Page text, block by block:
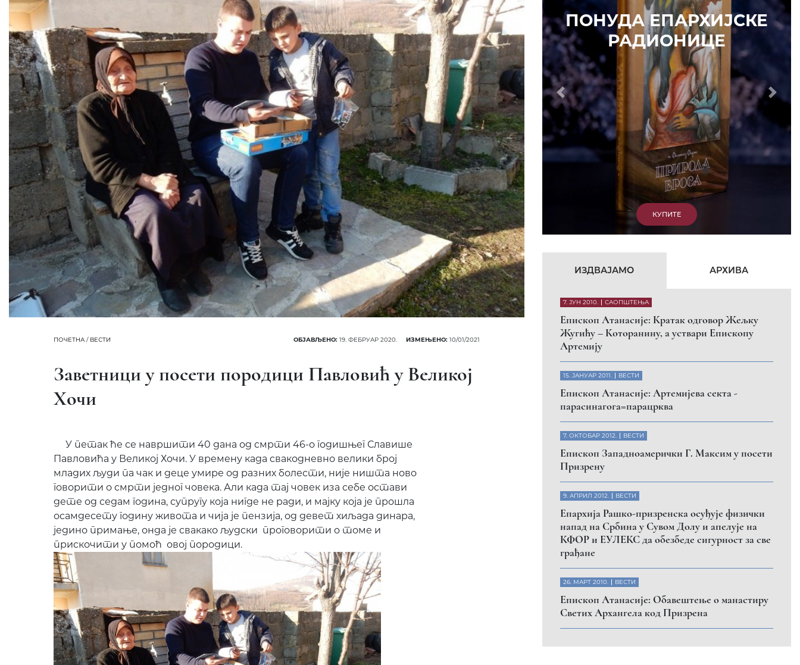
ПОЧЕТНА/ ВЕСТИ ОБЈАВЉЕНО: 19. ФЕБРУАР 2020. ИЗМЕЊЕНО: 10/01/2021
Заветници у посети породици Павловић у Великој
Хочи
У петак ће се навршити 40 дана од смрти 46-о годишњег Славише
Павловића у Великој Хочи. У времену када свакодневно велики број
младих људи па чак и деце умире од разних болести, није ништа ново
говорити о смрти једног човека. Али када тај човек иза себе остави
дете од седам година, супругу која нигде не ради, и мајку која је прошла
осамдесету годину живота и чија је пензија, од девет хиљада динара,
једино примање, онда је свакако људски проговорити о томе и
прискочити у помоћ овој породици.
КУПИТЕ
7. ЈУН 2010. САОПШТЕЊА
Eпископ Атанасије: Кратак одговор Жељку
Жугићу – Которанину, а уствари Епископу
Артемију
15. ЈАНУАР 2011. ВЕСТИ
Eпископ Атанасије: Артемијева секта -
парасинагога=парацрква
ВЕСТИ
Eпископ Западноамерички Г. Максим у посети
напад на Србина у Сувом Долу и апелује на
КФОР и ЕУЛЕКС да обезбеде сигурност за све
Eпископ Атанасије: Обавештење о манастиру
Светих Архангела код Призрена